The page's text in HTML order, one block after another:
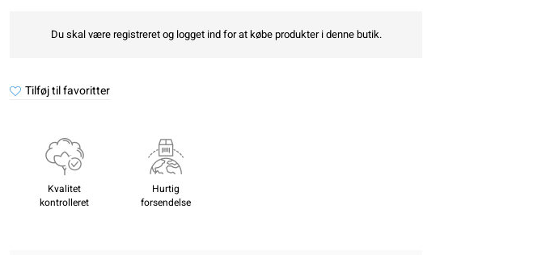
Du skal være registreret og logget ind for at købe produkter i denne butik.
Tilføj til favoritter
Kvalitet
kontrolleret
Hurtig
forsendelse